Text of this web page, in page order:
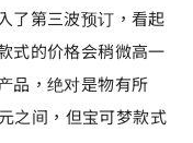
了第三波预订，看起
式的价格会稍微高一
品，绝对是物有所
之间，但宝可梦款式